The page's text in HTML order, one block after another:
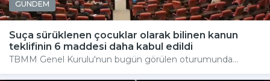
GÜNDEM
Suça sürüklenen çocuklar olarak bilinen kanun
teklifinin 6 maddesi daha kabul edildi
TBMM Genel Kurulu'nun bugün görülen oturumunda...